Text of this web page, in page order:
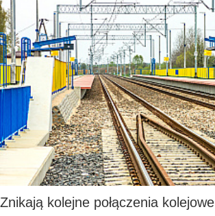
Znikają kolejne połączenia kolejowe